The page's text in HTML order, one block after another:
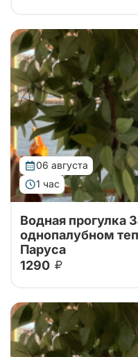
Водная прогулка по
Самый популярный
Крюков канал –
06 августа
1 час
Водная экскурсия по
теплоходе
Водная прогулка
однопалубном
Паруса
1290